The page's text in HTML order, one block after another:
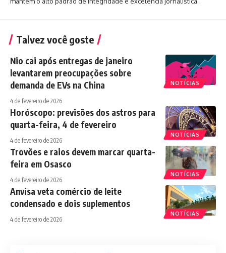
Talvez você goste
NOTÍCIAS
Nio cai após entregas de janeiro
levantarem preocupações sobre
demanda de EVs na China
4 de fevereiro de 2026
NOTÍCIAS
Horóscopo: previsões dos astros para
quarta-feira, 4 de fevereiro
4 de fevereiro de 2026
NOTÍCIAS
Trovões e raios devem marcar quarta-
feira em Osasco
4 de fevereiro de 2026
NOTÍCIAS
Anvisa veta comércio de leite
condensado e dois suplementos
4 de fevereiro de 2026